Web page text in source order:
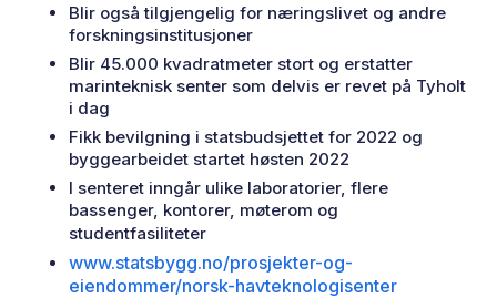
Blir også tilgjengelig for næringslivet og andre
forskningsinstitusjoner
Blir 45.000 kvadratmeter stort og erstatter
marinteknisk senter som delvis er revet på Tyholt
i dag
Fikk bevilgning i statsbudsjettet for 2022 og
byggearbeidet startet høsten 2022
I senteret inngår ulike laboratorier, flere
bassenger, kontorer, møterom og
studentfasiliteter
www.statsbygg.no/prosjekter-og-
eiendommer/norsk-havteknologisenter